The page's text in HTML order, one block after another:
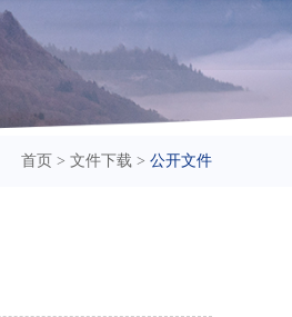
首页 > 文件下载 > 公开文件